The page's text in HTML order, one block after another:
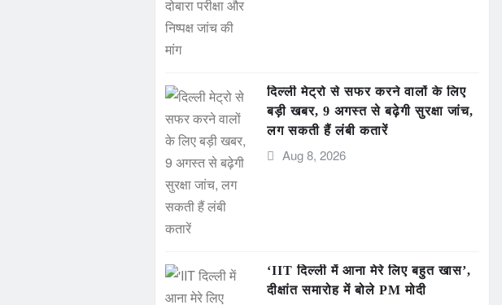
दिल्ली मेट्रो से सफर करने वालों के लिए
बड़ी खबर, 9 अगस्त से बढ़ेगी सुरक्षा जांच,
लग सकती हैं लंबी कतारें
Aug 8, 2026
‘IIT दिल्ली में आना मेरे लिए बहुत खास’,
दीक्षांत समारोह में बोले PM मोदी